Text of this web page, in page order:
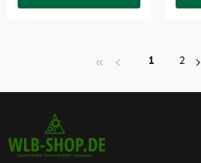
Seite
1 Seite
2